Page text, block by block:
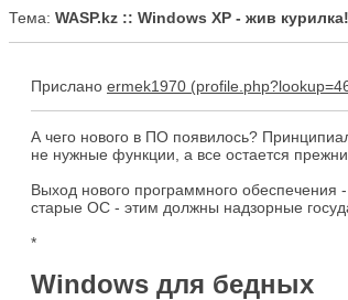
Тема: WASP.kz :: Windows XP - жив
Прислано ermek1970
А чего нового в ПО появилось?
не нужные функции, а все остается
Выход нового программного обеспечения
старые ОС - этим должны надзорные
*
Windows для бедных